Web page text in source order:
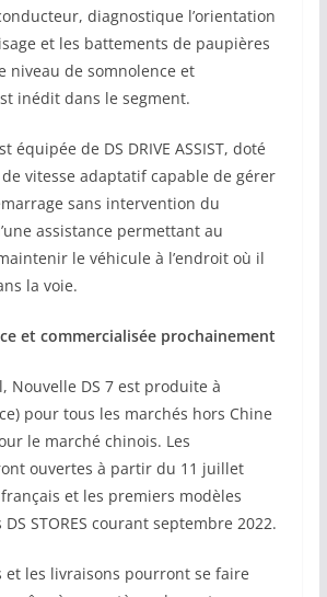
diagnostique l’orientation
et les battements de paupières
niveau de somnolence et
inédit dans le segment.
équipée de DS DRIVE ASSIST, doté
vitesse adaptatif capable de gérer
sans intervention du
assistance permettant au
le véhicule à l’endroit où il
la voie.
et commercialisée prochainement
Nouvelle DS 7 est produite à
pour tous les marchés hors Chine
le marché chinois. Les
ouvertes à partir du 11 juillet
et les premiers modèles
STORES courant septembre 2022.
et les livraisons pourront se faire